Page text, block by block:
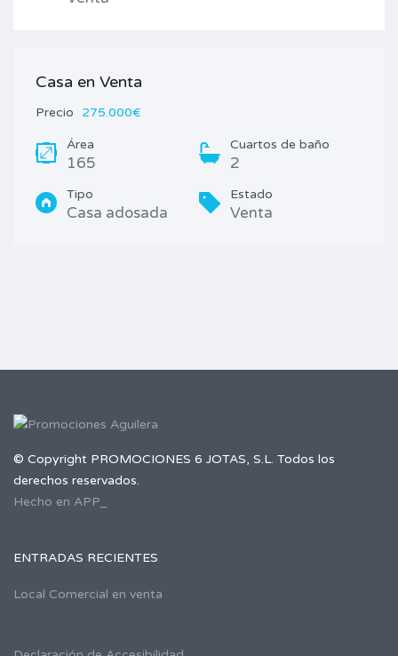
Casa en Venta
Precio 275.000€
Área
165
Cuartos de baño
2
Tipo
Casa adosada
Estado
Venta
© Copyright PROMOCIONES 6 JOTAS, S.L. Todos los
derechos reservados.
Hecho en APP_
ENTRADAS RECIENTES
Local Comercial en venta